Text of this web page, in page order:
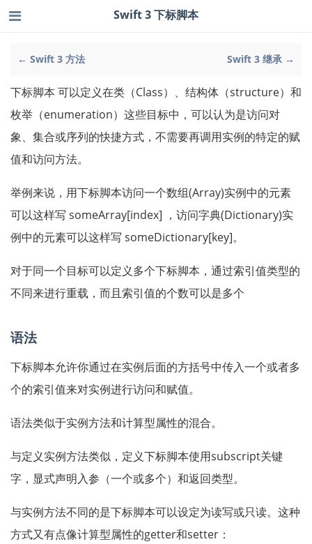
← Swift 3 方法 Swift 3 继承 →
Swift 3 下标脚本
下标脚本 可以定义在类（Class）、结构体（structure）和
枚举（enumeration）这些目标中，可以认为是访问对
象、集合或序列的快捷方式，不需要再调用实例的特定的赋
值和访问方法。
举例来说，用下标脚本访问一个数组(Array)实例中的元素
可以这样写 someArray[index] ，访问字典(Dictionary)实
例中的元素可以这样写 someDictionary[key]。
对于同一个目标可以定义多个下标脚本，通过索引值类型的
不同来进行重载，而且索引值的个数可以是多个
语法
下标脚本允许你通过在实例后面的方括号中传入一个或者多
个的索引值来对实例进行访问和赋值。
语法类似于实例方法和计算型属性的混合。
与定义实例方法类似，定义下标脚本使用subscript关键
字，显式声明入参（一个或多个）和返回类型。
与实例方法不同的是下标脚本可以设定为读写或只读。这种
方式又有点像计算型属性的getter和setter：